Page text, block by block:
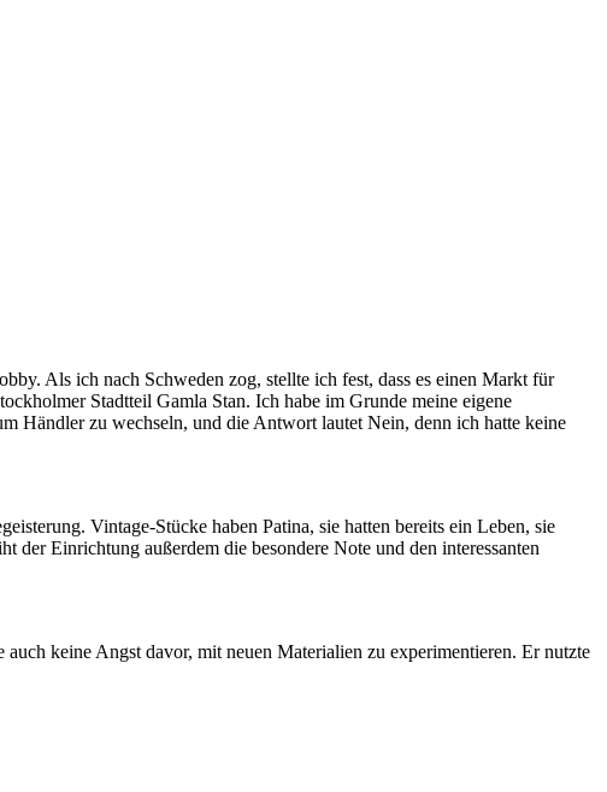
Als ich nach Schweden zog, stellte ich fest, dass es einen Markt für
Stadtteil Gamla Stan. Ich habe im Grunde meine eigene
Händler zu wechseln, und die Antwort lautet Nein, denn ich hatte keine
Vintage-Stücke haben Patina, sie hatten bereits ein Leben, sie
der Einrichtung außerdem die besondere Note und den interessanten
keine Angst davor, mit neuen Materialien zu experimentieren. Er nutzte